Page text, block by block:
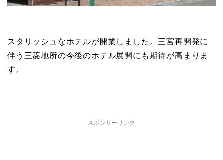
スタリッシュなホテルが開業しました。三宮再開発に
伴う三菱地所の今後のホテル展開にも期待が高まりま
す。
スポンサーリンク